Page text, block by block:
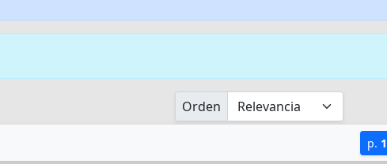
Orden
p. 1